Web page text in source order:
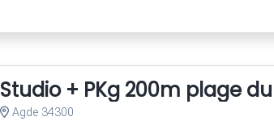
Studio + PKg 200m plage
Agde 34300